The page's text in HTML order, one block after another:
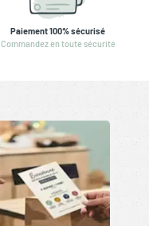
Paiement 100% sécurisé
Commandez en toute sécurité